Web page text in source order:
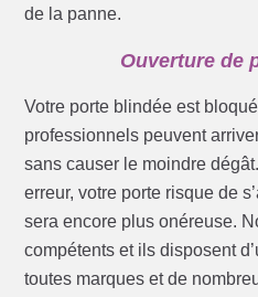
de la panne.
Ouverture de
Votre porte blindée est
professionnels peuvent
sans causer le moindre
erreur, votre porte risque de
sera encore plus onéreuse.
compétents et ils disposent
toutes marques et de